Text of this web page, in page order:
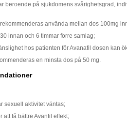
beroende på sjukdomens svårighetsgrad,
använda mellan dos 100mg
innan och 6 timmar förre samlag;
hos patienten för Avanafil dosen kan
en minsta dos på 50 mg.
sexuell aktivitet väntas;
att få bättre Avanfil effekt;